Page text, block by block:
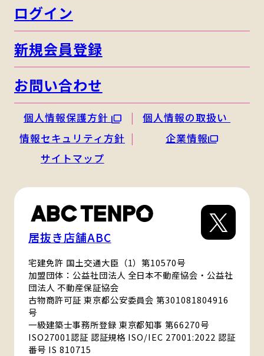
ログイン
新規会員登録
お問い合わせ
個人情報保護方針
個人情報の取扱い
情報セキュリティ方針
企業情報
サイトマップ
居抜き店舗ABC
宅建免許 国土交通大臣（1）第10570号
加盟団体：公益社団法人 全日本不動産協会・公益社
団法人 不動産保証協会
古物商許可証 東京都公安委員会 第301081804916
号
一級建築士事務所登録 東京都知事 第66270号
ISO27001認証 認証規格 ISO/IEC 27001:2022 認証
番号 IS 810715